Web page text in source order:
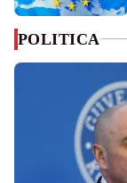
POLITICA